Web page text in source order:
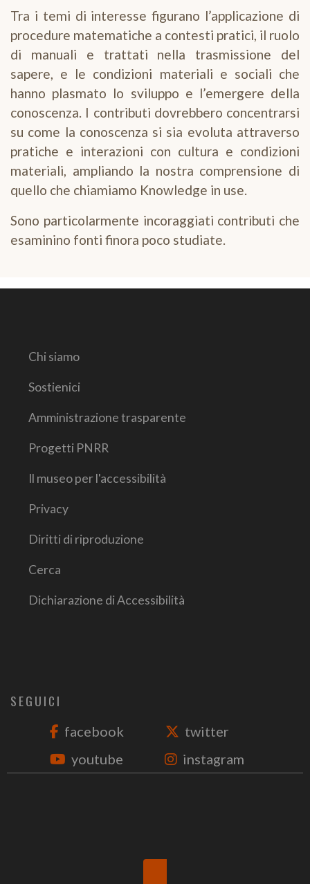
Tra i temi di interesse figurano l’applicazione di
procedure matematiche a contesti pratici, il ruolo
di manuali e trattati nella trasmissione del
sapere, e le condizioni materiali e sociali che
hanno plasmato lo sviluppo e l’emergere della
conoscenza. I contributi dovrebbero concentrarsi
su come la conoscenza si sia evoluta attraverso
pratiche e interazioni con cultura e condizioni
materiali, ampliando la nostra comprensione di
quello che chiamiamo Knowledge in use.
Sono particolarmente incoraggiati contributi che
esaminino fonti finora poco studiate.
Chi siamo
Sostienici
Amministrazione trasparente
Progetti PNRR
Il museo per l'accessibilità
Privacy
Diritti di riproduzione
Cerca
Dichiarazione di Accessibilità
SEGUICI
facebook
twitter
youtube
instagram